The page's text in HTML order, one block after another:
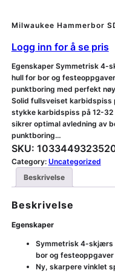
Milwaukee Hammerbor
Logg inn for å se pris
Egenskaper Symmetrisk 4-
hull for bor og
punktboring med perfekt
Solid fullsveiset
stykke karbidspiss på 12-
sikrer optimal avledning av
punktboring…
SKU:
Category: Uncategorized
Beskrivelse
Beskrivelse
Egenskaper
Symmetrisk 4-skjærs
bor og festeoppgaver
Ny, skarpere vinklet